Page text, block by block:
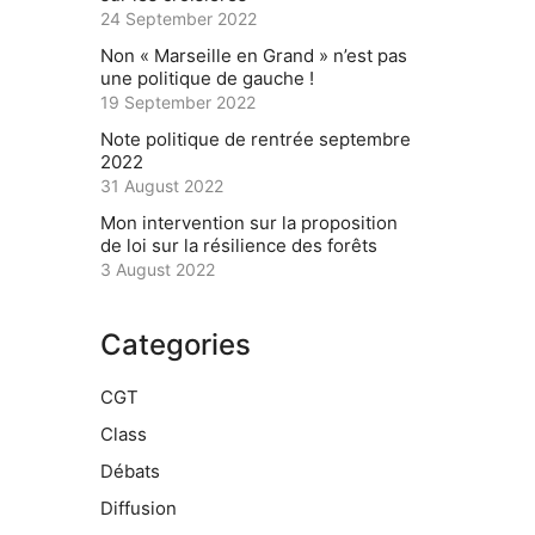
24 September 2022
Non « Marseille en Grand » n’est pas
une politique de gauche !
19 September 2022
Note politique de rentrée septembre
2022
31 August 2022
Mon intervention sur la proposition
de loi sur la résilience des forêts
3 August 2022
Categories
CGT
Class
Débats
Diffusion